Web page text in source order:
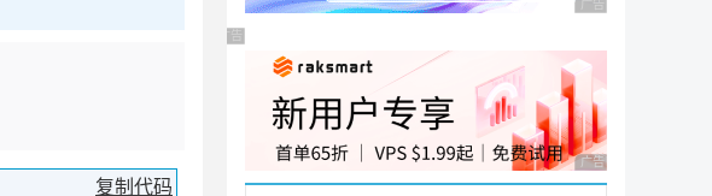
复制代码
广告 商业广告，理性
广告 商业广告，理性选择
广告 商业广告，理性